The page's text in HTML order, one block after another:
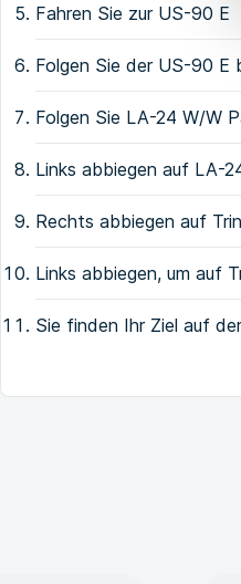
Fahren Sie zur US-90 E
Folgen Sie der US-90 E
Folgen Sie LA-24 W/W
Links abbiegen auf LA-
Rechts abbiegen auf
Links abbiegen, um auf
Sie finden Ihr Ziel auf